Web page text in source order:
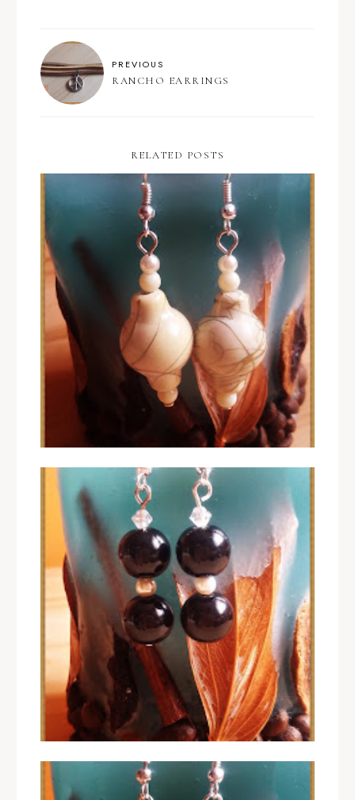
PREVIOUS
RANCHO EARRINGS
RELATED POSTS